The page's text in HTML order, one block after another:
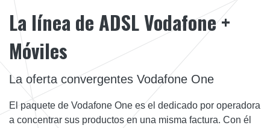
La línea de ADSL Vodafone +
Móviles
La oferta convergentes Vodafone One
El paquete de Vodafone One es el dedicado por operadora
a concentrar sus productos en una misma factura. Con él